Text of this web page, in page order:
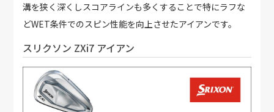
溝を狭く深くしスコアラインも多くすることで特にラフな
どWET条件でのスピン性能を向上させたアイアンです。
スリクソン ZXi7 アイアン